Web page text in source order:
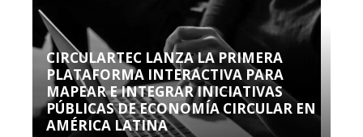
CIRCULARTEC LANZA LA PRIMERA
PLATAFORMA INTERACTIVA PARA
MAPEAR E INTEGRAR INICIATIVAS
PÚBLICAS DE ECONOMÍA CIRCULAR EN
AMÉRICA LATINA